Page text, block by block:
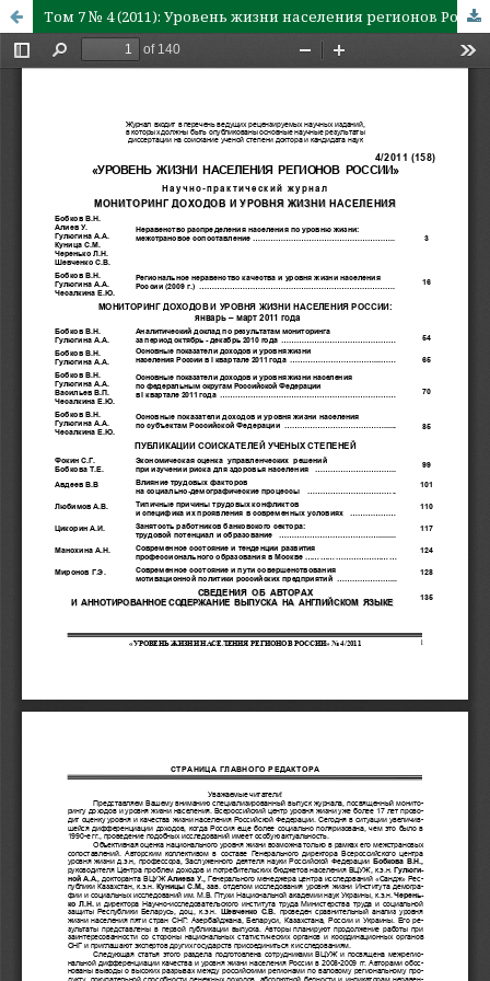
Том 7 № 4 (2011): Уровень жизни населения регионов России